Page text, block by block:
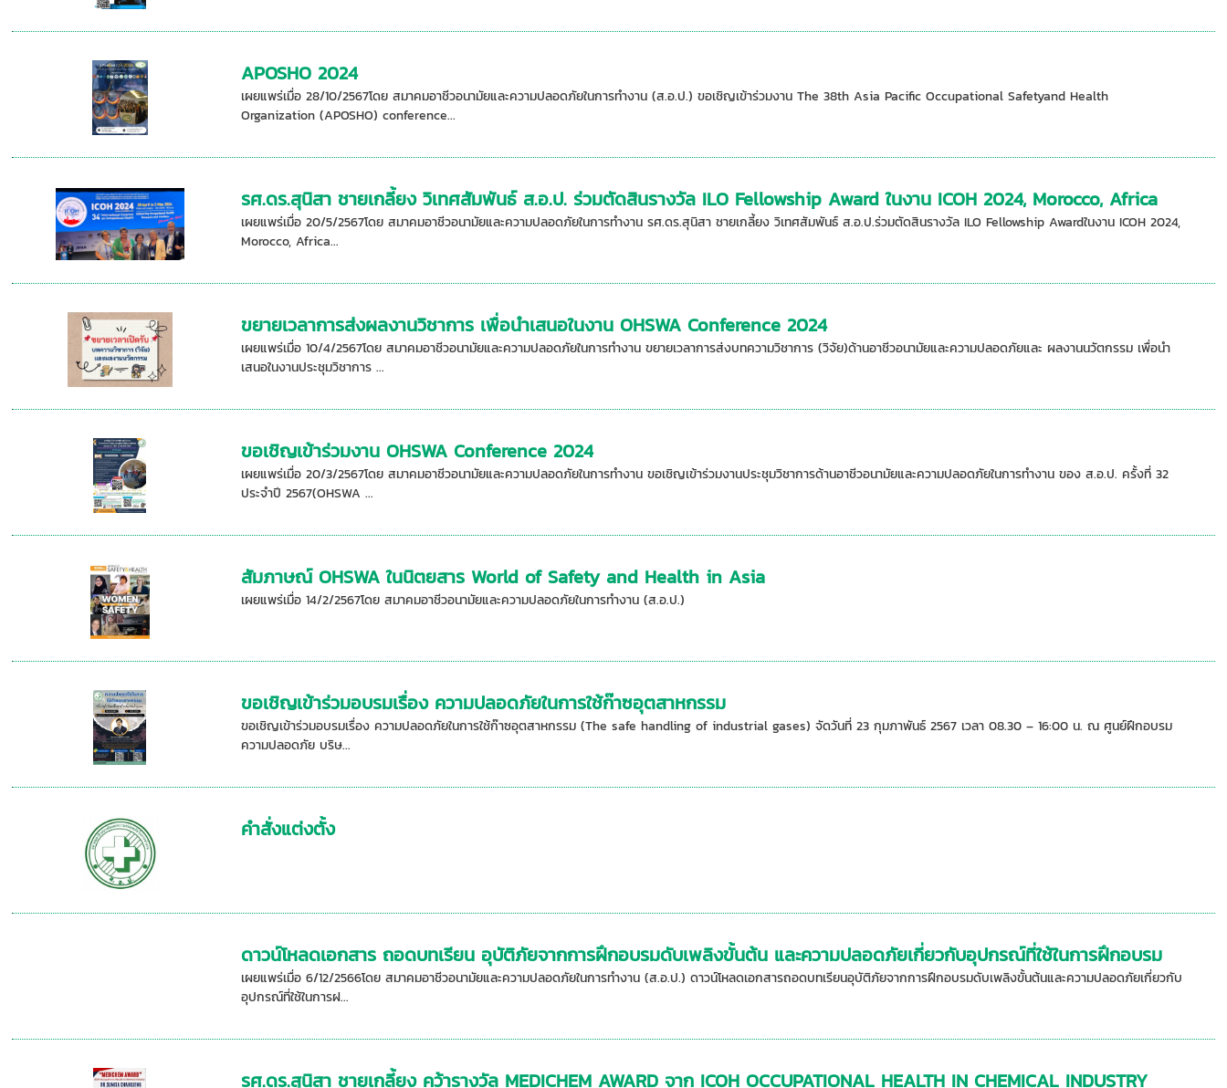
APOSHO 2024
เผยแพร่เมื่อ 28/10/2567โดย สมาคมอาชีวอนามัยและความปลอดภัยในการทำงาน (ส.อ.ป.) ขอเชิญเข้าร่วมงาน The 38th Asia Pacific Occupational Safetyand Health
Organization (APOSHO) conference...
รศ.ดร.สุนิสา ชายเกลี้ยง วิเทศสัมพันธ์ ส.อ.ป. ร่วมตัดสินรางวัล ILO Fellowship Award ในงาน ICOH 2024, Morocco, Africa
เผยแพร่เมื่อ 20/5/2567โดย สมาคมอาชีวอนามัยและความปลอดภัยในการทำงาน รศ.ดร.สุนิสา ชายเกลี้ยง วิเทศสัมพันธ์ ส.อ.ป.ร่วมตัดสินรางวัล ILO Fellowship Awardในงาน ICOH 2024,
Morocco, Africa...
ขยายเวลาการส่งผลงานวิชาการ เพื่อนำเสนอในงาน OHSWA Conference 2024
เผยแพร่เมื่อ 10/4/2567โดย สมาคมอาชีวอนามัยและความปลอดภัยในการทำงาน ขยายเวลาการส่งบทความวิชาการ (วิจัย)ด้านอาชีวอนามัยและความปลอดภัยและ ผลงานนวัตกรรม เพื่อนำ
เสนอในงานประชุมวิชาการ ...
ขอเชิญเข้าร่วมงาน OHSWA Conference 2024
เผยแพร่เมื่อ 20/3/2567โดย สมาคมอาชีวอนามัยและความปลอดภัยในการทำงาน ขอเชิญเข้าร่วมงานประชุมวิชาการด้านอาชีวอนามัยและความปลอดภัยในการทำงาน ของ ส.อ.ป. ครั้งที่ 32
ประจำปี 2567(OHSWA ...
สัมภาษณ์ OHSWA ในนิตยสาร World of Safety and Health in Asia
เผยแพร่เมื่อ 14/2/2567โดย สมาคมอาชีวอนามัยและความปลอดภัยในการทำงาน (ส.อ.ป.)
ขอเชิญเข้าร่วมอบรมเรื่อง ความปลอดภัยในการใช้ก๊าซอุตสาหกรรม
ขอเชิญเข้าร่วมอบรมเรื่อง ความปลอดภัยในการใช้ก๊าซอุตสาหกรรม (The safe handling of industrial gases) จัดวันที่ 23 กุมภาพันธ์ 2567 เวลา 08.30 – 16:00 น. ณ ศูนย์ฝึกอบรม
ความปลอดภัย บริษ...
คำสั่งแต่งตั้ง
ดาวน์โหลดเอกสาร ถอดบทเรียน อุบัติภัยจากการฝึกอบรมดับเพลิงขั้นต้น และความปลอดภัยเกี่ยวกับอุปกรณ์ที่ใช้ในการฝึกอบรม
เผยแพร่เมื่อ 6/12/2566โดย สมาคมอาชีวอนามัยและความปลอดภัยในการทำงาน (ส.อ.ป.) ดาวน์โหลดเอกสารถอดบทเรียนอุบัติภัยจากการฝึกอบรมดับเพลิงขั้นต้นและความปลอดภัยเกี่ยวกับ
อุปกรณ์ที่ใช้ในการฝ...
รศ.ดร.สุนิสา ชายเกลี้ยง คว้ารางวัล MEDICHEM AWARD จาก ICOH OCCUPATIONAL HEALTH IN CHEMICAL INDUSTRY